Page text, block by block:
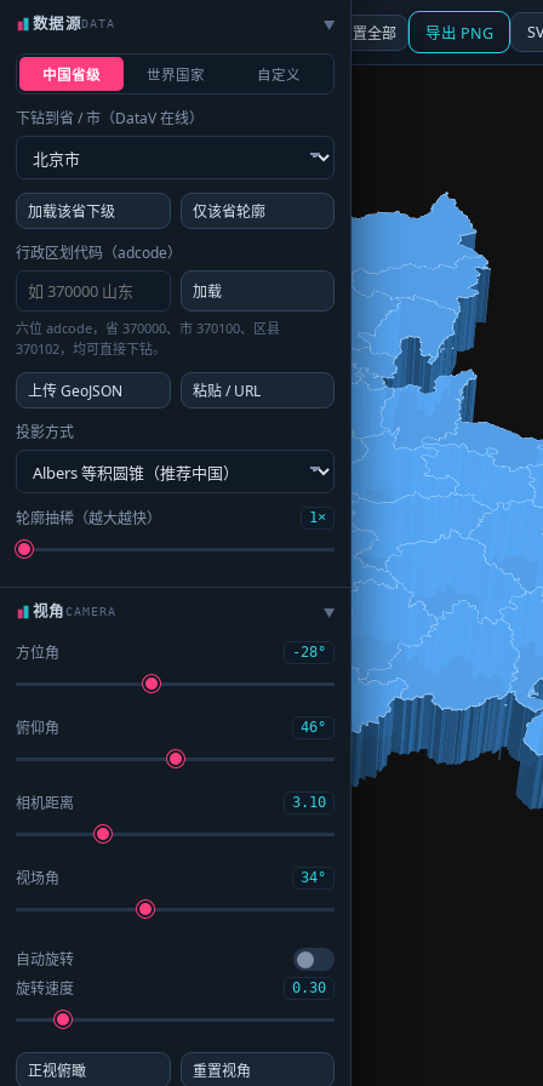
☰ 面板 地图 重置全部 导出 PNG
数据源DATA ▶
中国省级 世界国家 自定义
下钻到省 / 市（DataV 在线）
加载该省下级
仅该省轮廓
行政区划代码（adcode）
加载
六位 adcode，省 370000、市 370100、区县
370102，均可直接下钻。
上传 GeoJSON
粘贴 / URL
投影方式
轮廓抽稀（越大越快） 1×
视角CAMERA ▶
方位角 -28°
俯仰角 46°
相机距离 3.10
视场角 34°
自动旋转
旋转速度
0.30
正视俯瞰 重置视角